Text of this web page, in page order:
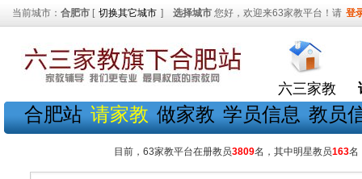
当前城市： 合肥市 [ 切换其它城市 ] 选择城市 您好，欢迎来63家教平台！请 登
六三家教
合肥站 请家教 做家教 学员信息 教员
目前，63家教平台在册教员3809名，其中明星教员163名